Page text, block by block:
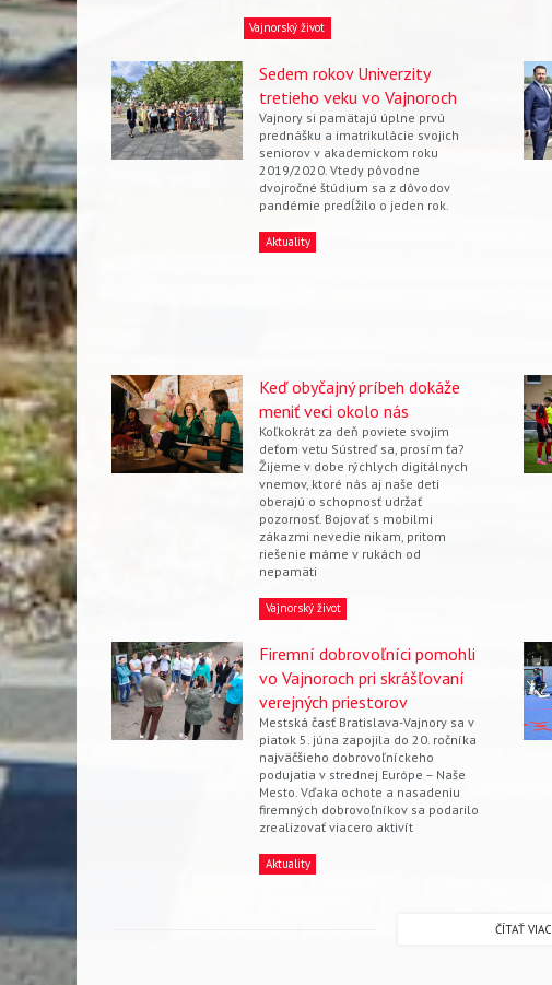
Vyhľadávanie
Vajnorský život
Sedem rokov Univerzity
tretieho veku vo Vajnoroch
Vajnory si pamätajú úplne prvú
prednášku a imatrikulácie svojich
seniorov v akademickom roku
2019/2020. Vtedy pôvodne
dvojročné štúdium sa z dôvodov
pandémie predĺžilo o jeden rok.
Aktuality
Keď obyčajný príbeh dokáže
meniť veci okolo nás
Koľkokrát za deň poviete svojim
deťom vetu Sústreď sa, prosím ťa?
Žijeme v dobe rýchlych digitálnych
vnemov, ktoré nás aj naše deti
oberajú o schopnosť udržať
pozornosť. Bojovať s mobilmi
zákazmi nevedie nikam, pritom
riešenie máme v rukách od
nepamäti
Vajnorský život
Firemní dobrovoľníci pomohli
vo Vajnoroch pri skrášľovaní
verejných priestorov
Mestská časť Bratislava-Vajnory sa v
piatok 5. júna zapojila do 20. ročníka
najväčšieho dobrovoľníckeho
podujatia v strednej Európe – Naše
Mesto. Vďaka ochote a nasadeniu
firemných dobrovoľníkov sa podarilo
zrealizovať viacero aktivít
Aktuality
ČÍTAŤ VIAC